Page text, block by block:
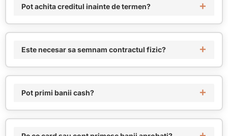
Pot achita creditul inainte de termen?
Este necesar sa semnam contractul fizic?
Pot primi banii cash?